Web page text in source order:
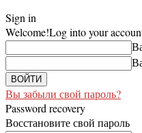
Sign in
Welcome!Log into your
Вы забыли свой пароль?
Password recovery
Восстановите свой пароль